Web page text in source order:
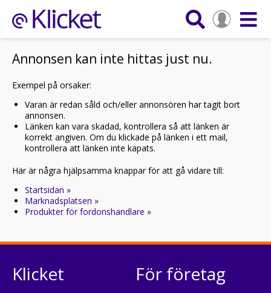
Annonsen kan inte hittas just nu.
Exempel på orsaker:
Varan är redan såld och/eller annonsören har tagit bort
annonsen.
Länken kan vara skadad, kontrollera så att länken är
korrekt angiven. Om du klickade på länken i ett mail,
kontrollera att länken inte kapats.
Här är några hjälpsamma knappar för att gå vidare till:
Startsidan »
Marknadsplatsen »
Produkter för fordonshandlare »
Klicket För företag